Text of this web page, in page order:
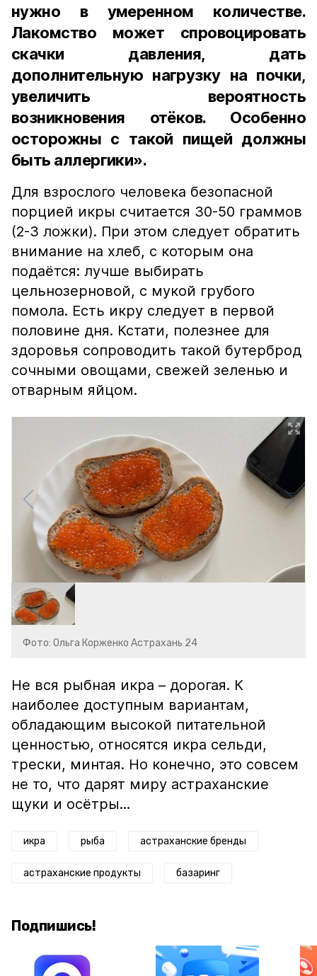
нужно в умеренном количестве.
Лакомство может спровоцировать
скачки давления, дать
дополнительную нагрузку на почки,
увеличить вероятность
возникновения отёков. Особенно
осторожны с такой пищей должны
быть аллергики».
Для взрослого человека безопасной
порцией икры считается 30-50 граммов
(2-3 ложки). При этом следует обратить
внимание на хлеб, с которым она
подаётся: лучше выбирать
цельнозерновой, с мукой грубого
помола. Есть икру следует в первой
половине дня. Кстати, полезнее для
здоровья сопроводить такой бутерброд
сочными овощами, свежей зеленью и
отварным яйцом.
Фото: Ольга Корженко Астрахань 24
Не вся рыбная икра – дорогая. К
наиболее доступным вариантам,
обладающим высокой питательной
ценностью, относятся икра сельди,
трески, минтая. Но конечно, это совсем
не то, что дарят миру астраханские
щуки и осётры...
икра рыба астраханские бренды
астраханские продукты базаринг
Подпишись!